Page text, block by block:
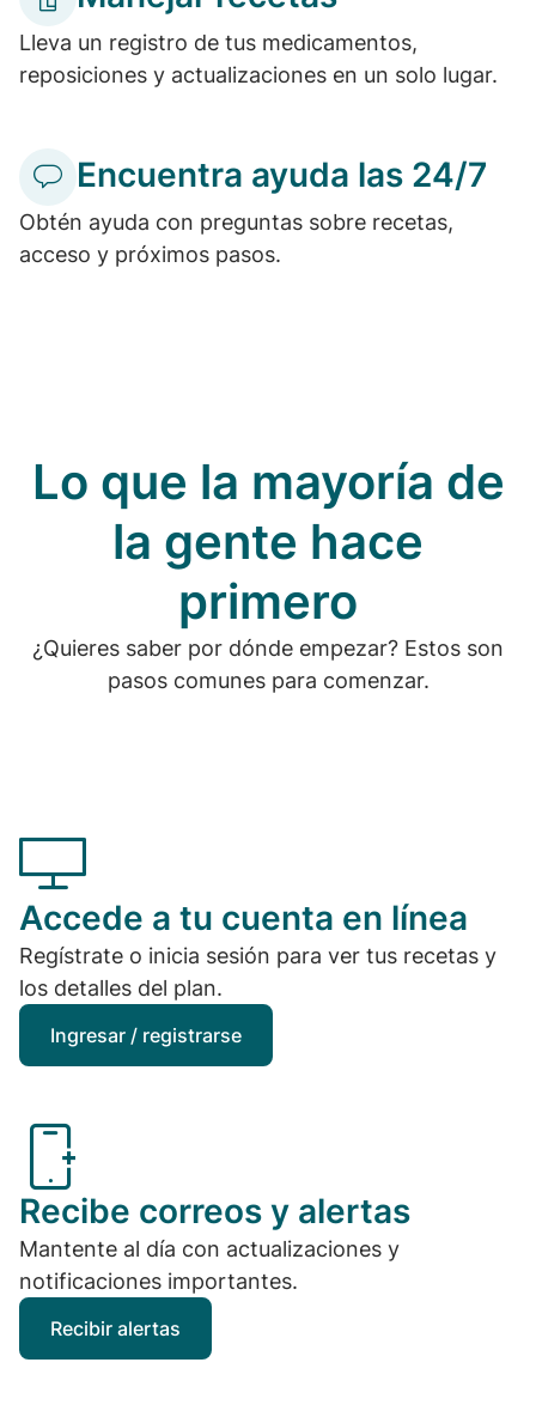
Lleva un registro de tus medicamentos,
reposiciones y actualizaciones en un solo lugar.
Encuentra ayuda las 24/7
Obtén ayuda con preguntas sobre recetas,
acceso y próximos pasos.
Lo que la mayoría de
la gente hace
primero
¿Quieres saber por dónde empezar? Estos son
pasos comunes para comenzar.
Accede a tu cuenta en línea
Regístrate o inicia sesión para ver tus recetas y
los detalles del plan.
Ingresar / registrarse
Recibe correos y alertas
Mantente al día con actualizaciones y
notificaciones importantes.
Recibir alertas